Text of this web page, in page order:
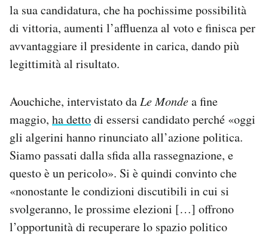
la sua candidatura, che ha pochissime possibilità
di vittoria, aumenti l’affluenza al voto e finisca per
avvantaggiare il presidente in carica, dando più
legittimità al risultato.
Aouchiche, intervistato daLe Mondea fine
maggio, ha dettodi essersi candidato perché «oggi
gli algerini hanno rinunciato all’azione politica.
Siamo passati dalla sfida alla rassegnazione, e
questo è un pericolo». Si è quindi convinto che
«nonostante le condizioni discutibili in cui si
svolgeranno, le prossime elezioni […] offrono
l’opportunità di recuperare lo spazio politico